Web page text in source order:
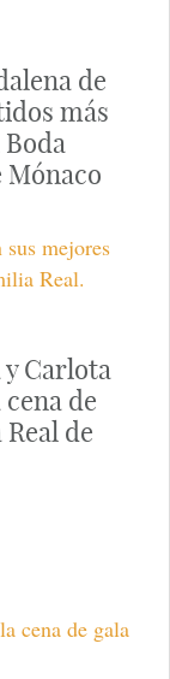
de
más
Boda
Mónaco
mejores
Real.
Carlota
de
Real de
cena de gala